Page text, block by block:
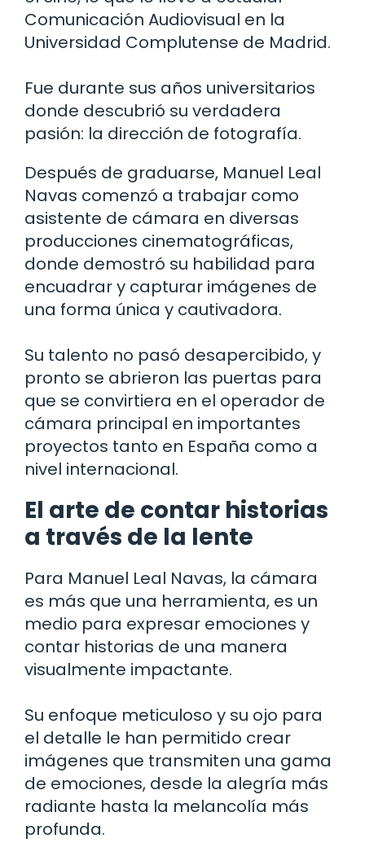
Comunicación Audiovisual en la
Universidad Complutense de Madrid.
Fue durante sus años universitarios
donde descubrió su verdadera
pasión: la dirección de fotografía.
Después de graduarse, Manuel Leal
Navas comenzó a trabajar como
asistente de cámara en diversas
producciones cinematográficas,
donde demostró su habilidad para
encuadrar y capturar imágenes de
una forma única y cautivadora.
Su talento no pasó desapercibido, y
pronto se abrieron las puertas para
que se convirtiera en el operador de
cámara principal en importantes
proyectos tanto en España como a
nivel internacional.
El arte de contar historias
a través de la lente
Para Manuel Leal Navas, la cámara
es más que una herramienta, es un
medio para expresar emociones y
contar historias de una manera
visualmente impactante.
Su enfoque meticuloso y su ojo para
el detalle le han permitido crear
imágenes que transmiten una gama
de emociones, desde la alegría más
radiante hasta la melancolía más
profunda.